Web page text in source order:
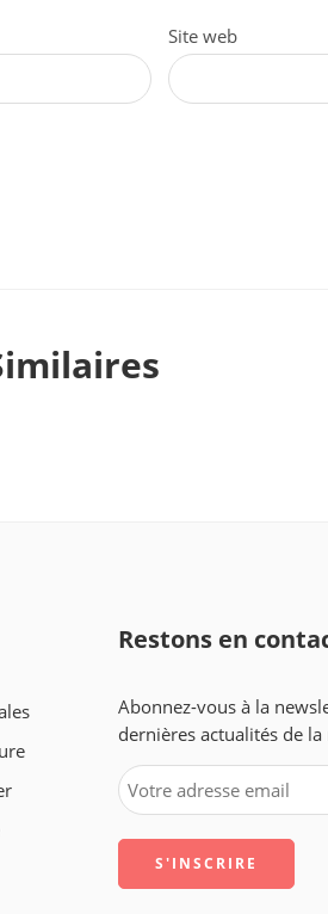
Site web
Restons en
Abonnez-vous à la
dernières actualités de